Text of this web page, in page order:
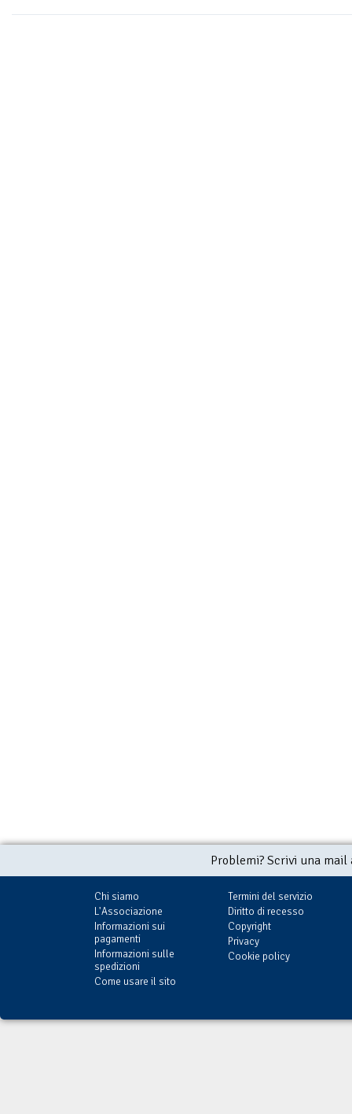
Problemi? Scrivi una
Chi siamo
L'Associazione
Informazioni sui
pagamenti
Informazioni sulle
spedizioni
Come usare il sito
Termini del servizio
Diritto di recesso
Copyright
Privacy
Cookie policy